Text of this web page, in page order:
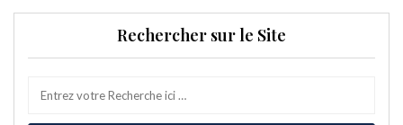
Rechercher sur le Site